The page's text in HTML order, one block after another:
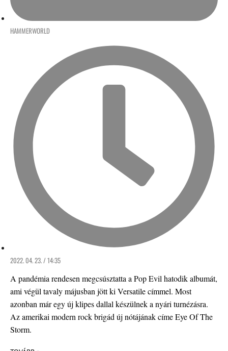
HAMMERWORLD
2022. 04. 23. / 14:35
A pandémia rendesen megcsúsztatta a Pop Evil hatodik albumát,
ami végül tavaly májusban jött ki Versatile címmel. Most
azonban már egy új klipes dallal készülnek a nyári turnézásra.
Az amerikai modern rock brigád új nótájának címe Eye Of The
Storm.